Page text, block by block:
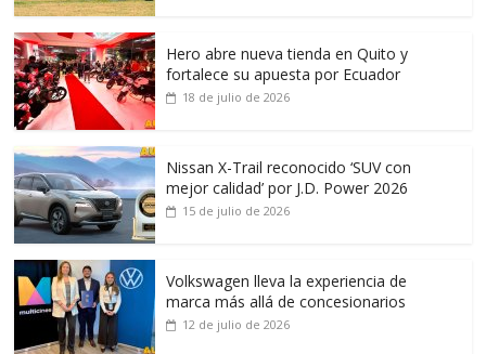
Hero abre nueva tienda en Quito y
fortalece su apuesta por Ecuador
18 de julio de 2026
Nissan X-Trail reconocido ‘SUV con
mejor calidad’ por J.D. Power 2026
15 de julio de 2026
Volkswagen lleva la experiencia de
marca más allá de concesionarios
12 de julio de 2026